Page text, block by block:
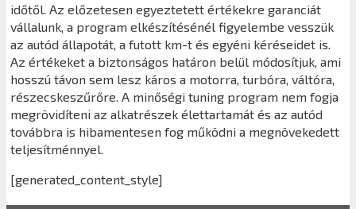
időtől. Az előzetesen egyeztetett értékekre garanciát
vállalunk, a program elkészítésénél figyelembe vesszük
az autód állapotát, a futott km-t és egyéni kéréseidet is.
Az értékeket a biztonságos határon belül módosítjuk, ami
hosszú távon sem lesz káros a motorra, turbóra, váltóra,
részecskeszűrőre. A minőségi tuning program nem fogja
megrövidíteni az alkatrészek élettartamát és az autód
továbbra is hibamentesen fog működni a megnövekedett
teljesítménnyel.
[generated_content_style]